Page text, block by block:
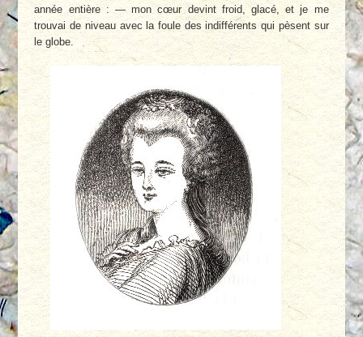
année entière : — mon cœur devint froid, glacé, et je me
trouvai de niveau avec la foule des indifférents qui pèsent sur
le globe.